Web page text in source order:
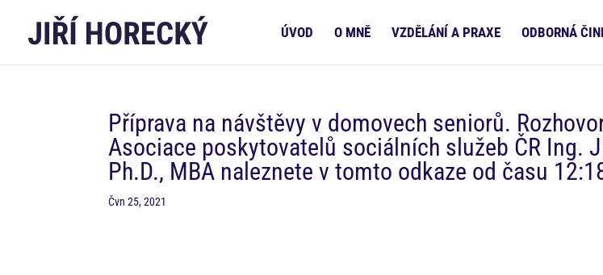
ÚVOD O MNĚ VZDĚLÁNÍ A PRAXE ODBORNÁ
Příprava na návštěvy v domovech seniorů.
Asociace poskytovatelů sociálních služeb ČR Ing.
Ph.D., MBA naleznete v tomto odkaze od času
Čvn 25, 2021